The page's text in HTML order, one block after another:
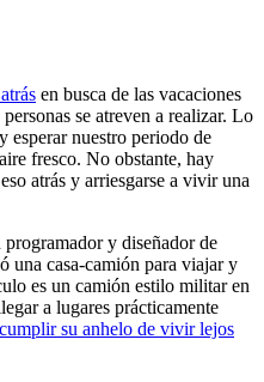
en busca de las vacaciones
se atreven a realizar. Lo
esperar nuestro periodo de
fresco. No obstante, hay
atrás y arriesgarse a vivir una
y diseñador de
una casa-camión para viajar y
es un camión estilo militar en
a lugares prácticamente
cumplir su anhelo de vivir lejos